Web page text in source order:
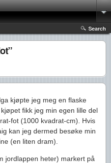
Search
kjøpte jeg meg en flaske
kjøpet fikk jeg min egen lille del
fot (1000 kvadrat-cm). Hvis
kan jeg dermed besøke min
(en liten dram).
jordlappen heter) markert på